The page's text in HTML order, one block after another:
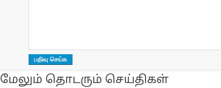
மேலும் தொடரும் செய்திகள்